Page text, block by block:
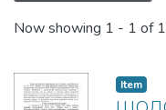
Now showing 1 - 1 of 1
Item